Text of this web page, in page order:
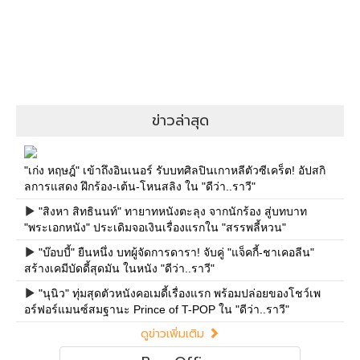
ข่าวล่าสุด
"เก่ง หฤษฎ์" เข้าถึงอินเนอร์ รับบทศิลปินเกาหลีตัวซีเคร็ต! อัปสกิ
ลการแสดง ฝึกร้อง-เต้น-โหนสลิง ใน "ดีว่า..ราวี"
"สิงหา สิทธินนท์" ทายาทหนังตะลุง จากนักร้อง สู่บทบาท
"พระเอกหนัง" ประเดิมจอเงินเรื่องแรกใน "สรรพลี้หวน"
"บ๊อบบี้" ยืนหนึ่ง บทผู้จัดการดารา! จับคู่ "แจ็คกี้-ชาเคอลีน"
สร้างเคมีบัดดี้สุดมัน ในหนัง "ดีว่า..ราวี"
"นุนิว" ทุ่มสุดตัวหนังคอเมดี้เรื่องแรก พร้อมปล่อยของโชว์เพ
อร์ฟอร์แมนซ์สมฐานะ Prince of T-POP ใน "ดีว่า..ราวี"
ดูข่าวเพิ่มเติม